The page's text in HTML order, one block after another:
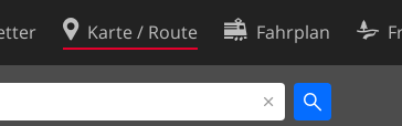
Karte / Route Fahrplan
Cookie-Richtlinie